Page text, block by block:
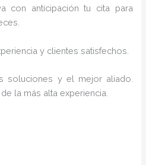
con anticipación tu cita para
y clientes satisfechos.
soluciones y el mejor aliado.
la más alta experiencia.